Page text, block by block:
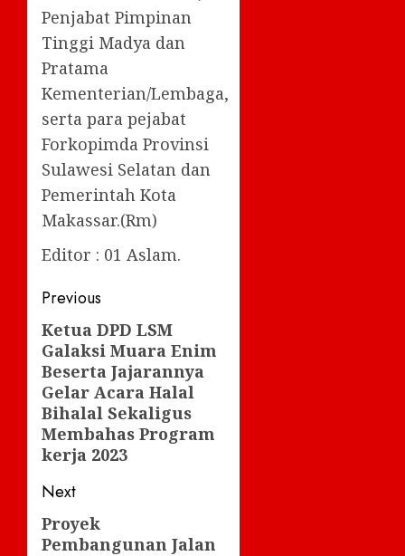
Penjabat Pimpinan
Tinggi Madya dan
Pratama
Kementerian/Lembaga,
serta para pejabat
Forkopimda Provinsi
Sulawesi Selatan dan
Pemerintah Kota
Makassar.(Rm)
Editor : 01 Aslam.
Post
navigation
Previous
Previous
post:
Ketua DPD LSM
Galaksi Muara Enim
Beserta Jajarannya
Gelar Acara Halal
Bihalal Sekaligus
Membahas Program
kerja 2023
Next
Next
post:
Proyek
Pembangunan Jalan